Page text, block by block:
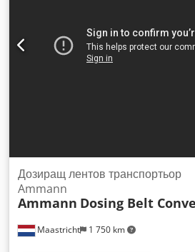
Maastricht 1 750 km
Дозиращ лентов транспортьор
Ammann
Ammann Dosing Belt